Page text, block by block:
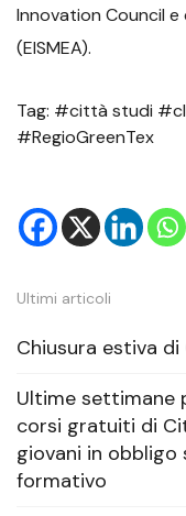
Innovation Council e
(EISMEA).
Tag: #città studi
#RegioGreenTex
Ultimi articoli
Chiusura estiva
Ultime settimane
corsi gratuiti di
giovani in
formativo